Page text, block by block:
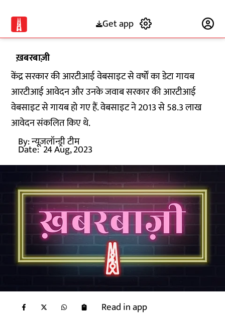
Get app
ख़बरबाज़ी
केंद्र सरकार की आरटीआई वेबसाइट से वर्षों का डेटा गायब
आरटीआई आवेदन और उनके जवाब सरकार की आरटीआई
वेबसाइट से गायब हो गए हैं. वेबसाइट ने 2013 से 58.3 लाख
आवेदन संकलित किए थे.
By:न्यूज़लॉन्ड्री टीम
Date: 24 Aug, 2023
Read in app